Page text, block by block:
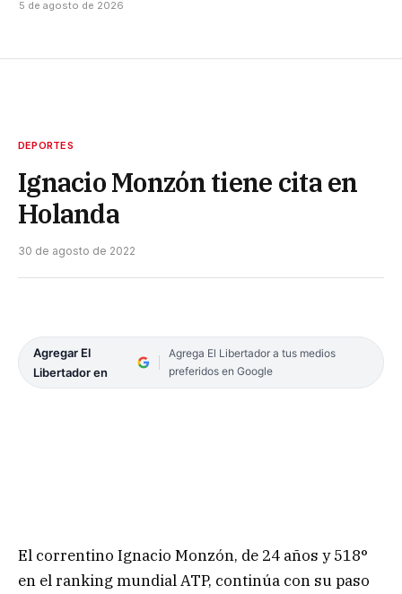
5 de agosto de 2026
DEPORTES
Ignacio Monzón tiene cita en
Holanda
30 de agosto de 2022
Agregar El
Libertador en
Agrega El Libertador a tus medios
preferidos en Google
El correntino Ignacio Monzón, de 24 años y 518°
en el ranking mundial ATP, continúa con su paso